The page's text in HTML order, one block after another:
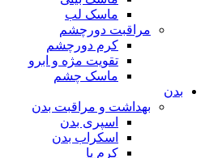
ماسک لب
مراقبت دورچشم
کرم دورچشم
تقویت مژه و ابرو
ماسک چشم
بدن
بهداشت و مراقبت بدن
اسپری بدن
اسکراب بدن
کرم پا